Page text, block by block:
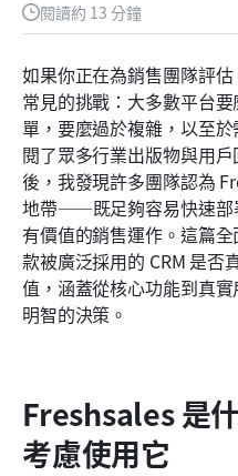
閱讀約 13 分鐘
如果你正在為銷售團隊評
常見的挑戰：大多數平台
單，要麼過於複雜，以至
閱了眾多行業出版物與用
後，我發現許多團隊認為
地帶——既足夠容易快速部
有價值的銷售運作。這篇
款被廣泛採用的 CRM 是否
值，涵蓋從核心功能到真
明智的決策。
Freshsales 是
考慮使用它
建立統一工具的統一銷
我們在評論中選擇與評
做出最終決定：
結論
常見問題
相關閱讀